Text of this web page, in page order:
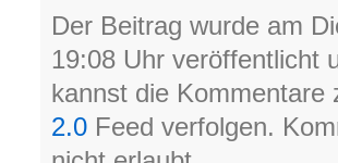
Der Beitrag wurde am
19:08 Uhr veröffentlicht
kannst die
2.0 Feed verfolgen.